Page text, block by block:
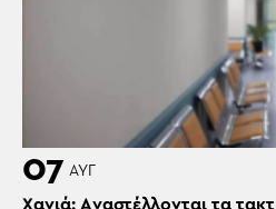
07 ΑΥΓ
Χανιά: Aναστέλλονται τα